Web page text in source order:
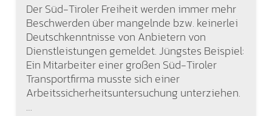
Der Süd-Tiroler Freiheit werden immer mehr
Beschwerden über mangelnde bzw. keinerlei
Deutschkenntnisse von Anbietern von
Dienstleistungen gemeldet. Jüngstes Beispiel:
Ein Mitarbeiter einer großen Süd-Tiroler
Transportfirma musste sich einer
Arbeitssicherheitsuntersuchung unterziehen.
…